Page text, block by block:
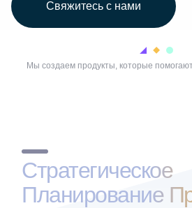
Свяжитесь с нами
Мы создаем продукты, которые
Стратегическое
Планирование